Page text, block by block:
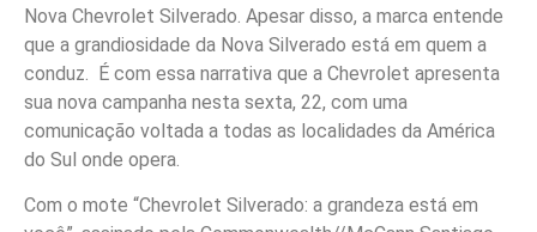
Nova Chevrolet Silverado. Apesar disso, a marca entende
que a grandiosidade da Nova Silverado está em quem a
conduz. É com essa narrativa que a Chevrolet apresenta
sua nova campanha nesta sexta, 22, com uma
comunicação voltada a todas as localidades da América
do Sul onde opera.
Com o mote “Chevrolet Silverado: a grandeza está em